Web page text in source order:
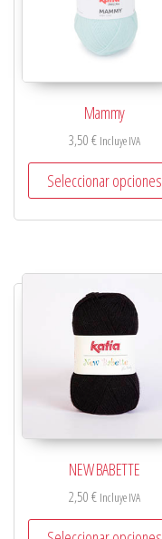
Mammy
3,50€ Incluye IVA
Seleccionar opciones
NEW BABETTE
2,50€ Incluye IVA